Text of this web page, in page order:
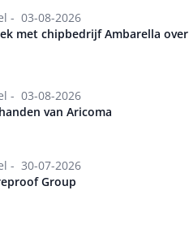
- 03-08-2026
met chipbedrijf Ambarella over
- 03-08-2026
van Aricoma
- 30-07-2026
Group